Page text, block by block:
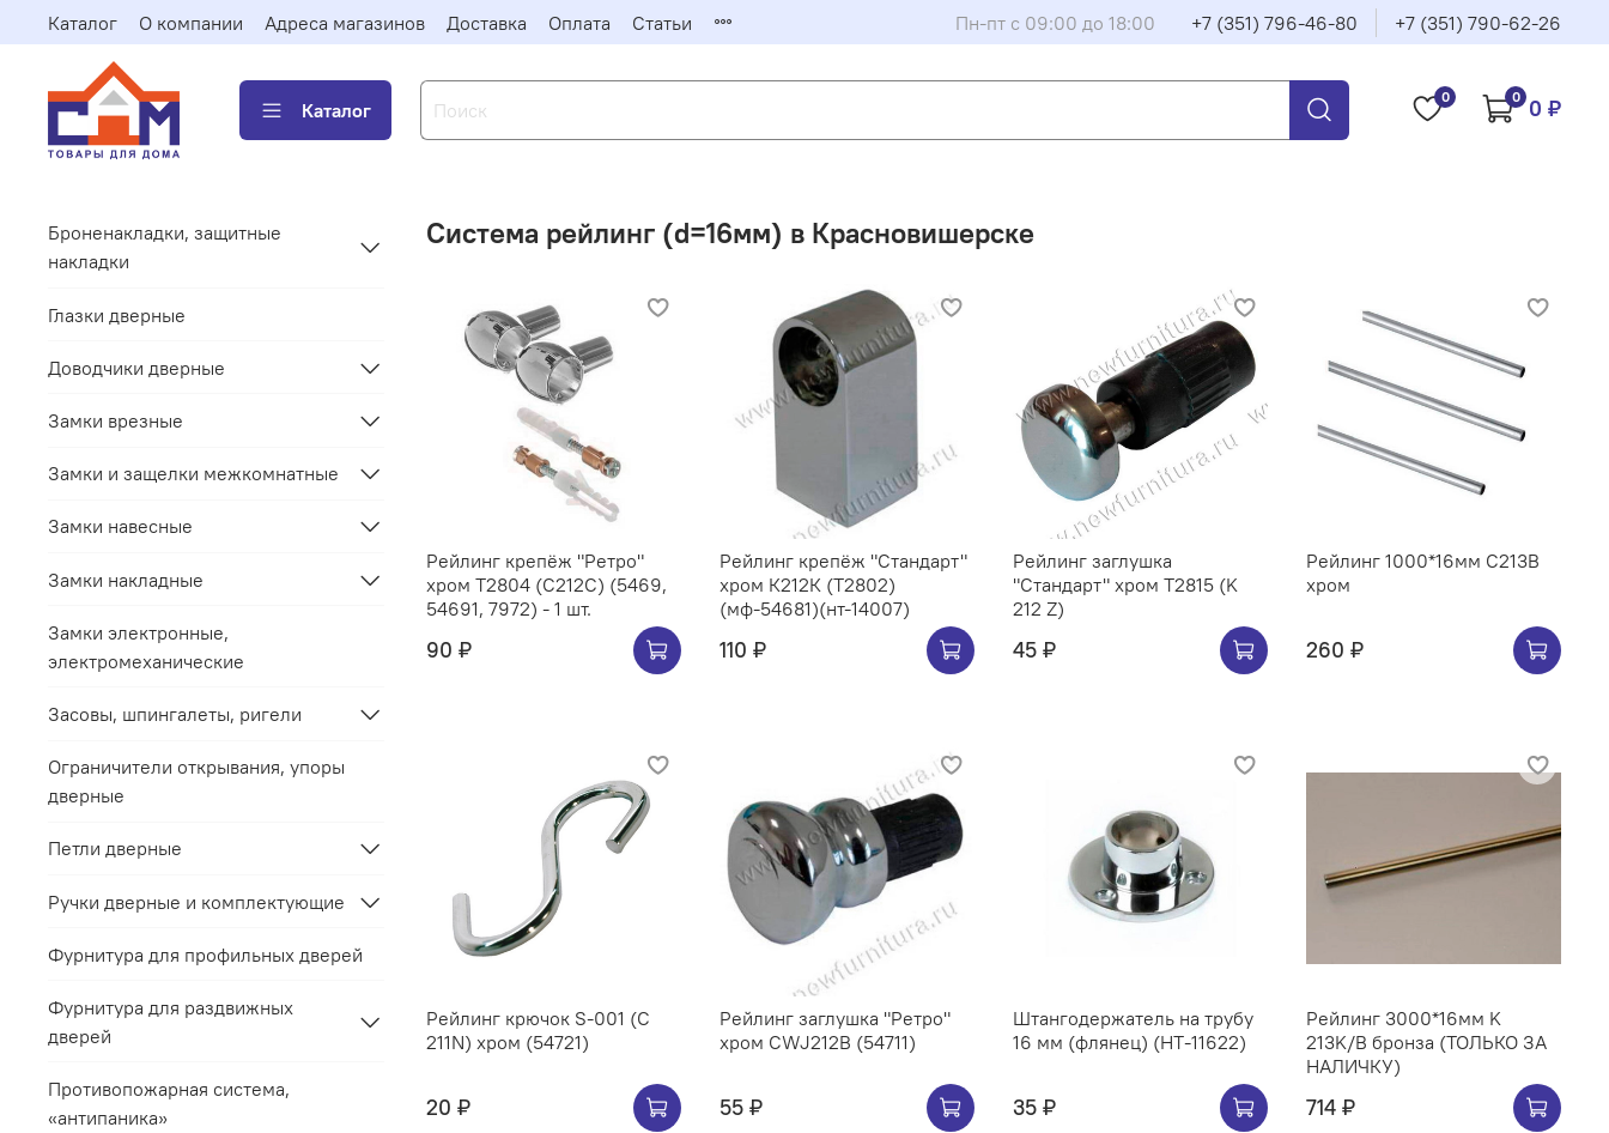
Каталог О компании Адреса магазинов Доставка Оплата Статьи Пн-пт с 09:00 до 18:00 +7 (351) 796-46-80 +7 (351) 790-62-26
Каталог
0 0 0 ₽
Система рейлинг (d=16мм) в Красновишерске
Рейлинг крепёж "Ретро"
хром Т2804 (С212C) (5469,
54691, 7972) - 1 шт.
90 ₽
Рейлинг крепёж "Стандарт"
хром К212К (Т2802)
(мф-54681)(нт-14007)
110 ₽
Рейлинг заглушка
"Стандарт" хром Т2815 (K
212 Z)
45 ₽
Рейлинг 1000*16мм C213B
хром
260 ₽
Рейлинг крючок S-001 (C
211N) хром (54721)
20 ₽
Рейлинг заглушка "Ретро"
хром CWJ212B (54711)
55 ₽
Штангодержатель на трубу
16 мм (флянец) (НТ-11622)
35 ₽
Рейлинг 3000*16мм K
213K/B бронза (ТОЛЬКО ЗА
НАЛИЧКУ)
714 ₽
Броненакладки, защитные
накладки
Глазки дверные
Доводчики дверные
Замки врезные
Замки и защелки межкомнатные
Замки навесные
Замки накладные
Замки электронные,
электромеханические
Засовы, шпингалеты, ригели
Ограничители открывания, упоры
дверные
Петли дверные
Ручки дверные и комплектующие
Фурнитура для профильных дверей
Фурнитура для раздвижных
дверей
Противопожарная система,
«антипаника»